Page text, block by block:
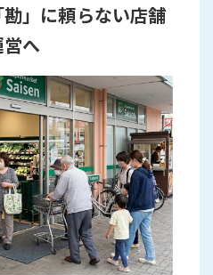
勘」に頼らない店舗
へ